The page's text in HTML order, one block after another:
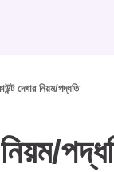
দেখার নিয়ম/পদ্ধতি